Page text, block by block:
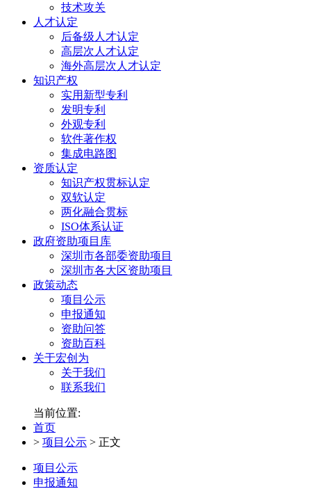
技术攻关
人才认定
后备级人才认定
高层次人才认定
海外高层次人才认定
知识产权
实用新型专利
发明专利
外观专利
软件著作权
集成电路图
资质认定
知识产权贯标认定
双软认定
两化融合贯标
ISO体系认证
政府资助项目库
深圳市各部委资助项目
深圳市各大区资助项目
政策动态
项目公示
申报通知
资助问答
资助百科
关于宏创为
关于我们
联系我们
当前位置:
首页
> 项目公示 > 正文
项目公示
申报通知